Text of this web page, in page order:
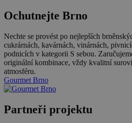
Ochutnejte Brno
Nechte se provést po nejlepších
cukrárnách, kavárnách, vinárnách,
podnicích v kategorii S sebou.
originální kombinace, vždy kvalitní
atmosféru.
Gourmet Brno
Partneři projektu